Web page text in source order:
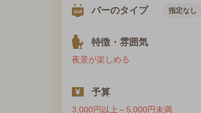
バーのタイプ 指定なし
特徴・雰囲気
夜景が楽しめる
予算
3,000円以上～5,000円未満